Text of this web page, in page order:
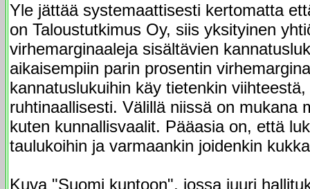
Yle jättää systemaattisesti kertomatta
on Taloustutkimus Oy, siis yksityinen
virhemarginaaleja sisältävien
aikaisempiin parin prosentin
kannatuslukuihin käy tietenkin
ruhtinaallisesti. Välillä niissä on mukana
kuten kunnallisvaalit. Pääasia on, että
taulukoihin ja varmaankin joidenkin
Kuva "Suomi kuntoon", jossa juuri